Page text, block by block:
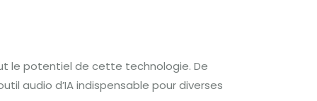
le potentiel de cette technologie. De
audio d’IA indispensable pour diverses